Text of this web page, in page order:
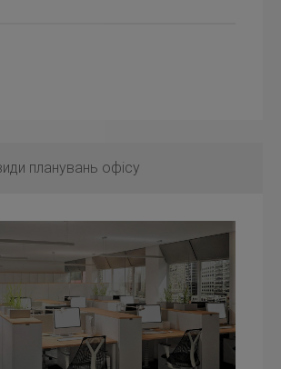
планувань офісу